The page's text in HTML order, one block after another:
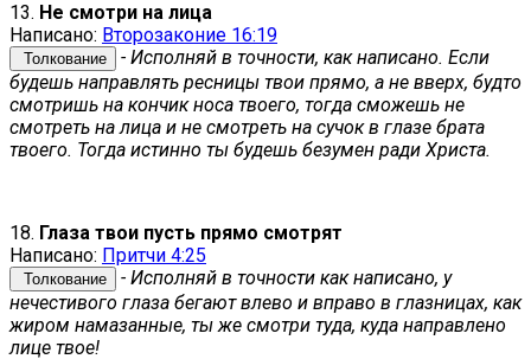
13. Не смотри на лица
Написано: Второзаконие 16:19
Толкование
- Исполняй в точности, как написано. Если
будешь направлять ресницы твои прямо, а не вверх, будто
смотришь на кончик носа твоего, тогда сможешь не
смотреть на лица и не смотреть на сучок в глазе брата
твоего. Тогда истинно ты будешь безумен ради Христа.
18. Глаза твои пусть прямо смотрят
Написано: Притчи 4:25
Толкование
- Исполняй в точности как написано, у
нечестивого глаза бегают влево и вправо в глазницах, как
жиром намазанные, ты же смотри туда, куда направлено
лице твое!